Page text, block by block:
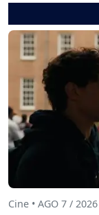
Cine • AGO 7 / 2026